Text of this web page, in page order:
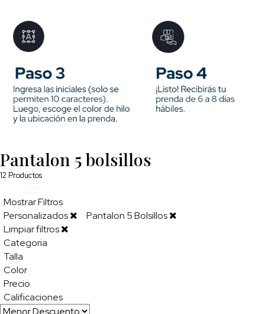
Pantalon 5 bolsillos
12 Productos
Mostrar Filtros
Personalizados
Pantalon 5 Bolsillos
Limpiar filtros
Categoria
Talla
Color
Precio
Calificaciones